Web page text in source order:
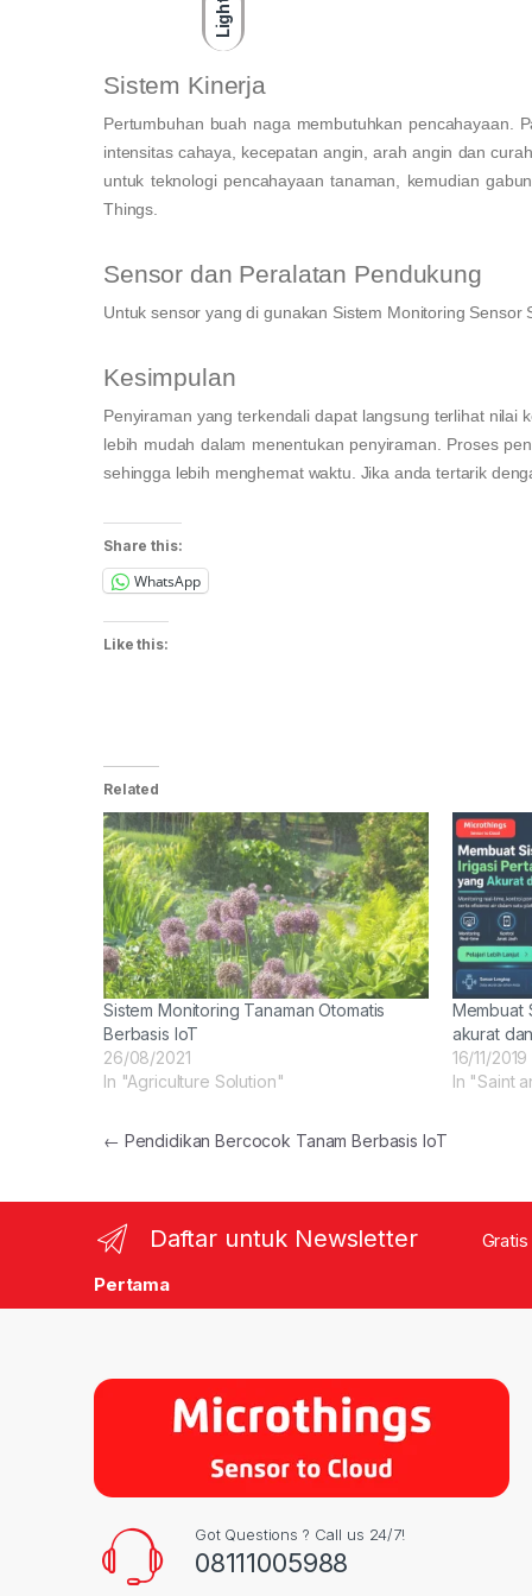
Light
Sistem Kinerja
Pertumbuhan buah naga membutuhkan pencahayaan.
intensitas cahaya, kecepatan angin, arah angin dan
untuk teknologi pencahayaan tanaman, kemudian
Things.
Sensor dan Peralatan Pendukung
Untuk sensor yang di gunakan Sistem Monitoring
Kesimpulan
Penyiraman yang terkendali dapat langsung terlihat nilai
lebih mudah dalam menentukan penyiraman. Proses
sehingga lebih menghemat waktu. Jika anda tertarik
Share this:
WhatsApp
Like this:
Related
Sistem Monitoring Tanaman Otomatis
Berbasis IoT
26/08/2021
In "Agriculture Solution"
Membuat
akurat
16/11/2019
In "Saint
Post navigation
← Pendidikan Bercocok Tanam Berbasis IoT
Daftar untuk Newsletter
Pertama
Got Questions ? Call us 24/7!
08111005988